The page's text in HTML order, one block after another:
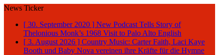
News Ticker
[ 30. September 2020 ] New Podcast Tells Story of
Thelonious Monk’s 1968 Visit to Palo Alto English
[ 3. August 2026 ] Country Music: Carter Faith, Laci Kaye
Booth und Baby Nova vereinen ihre Kräfte für die Hymne